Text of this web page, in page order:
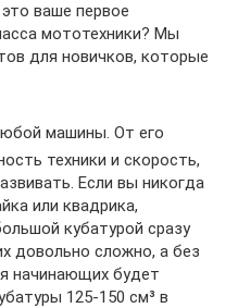
ваше первое
мототехники? Мы
для новичков, которые
машины. От его
техники и скорость,
Если вы никогда
или квадрика,
кубатурой сразу
довольно сложно, а без
начинающих будет
125-150 см³ в